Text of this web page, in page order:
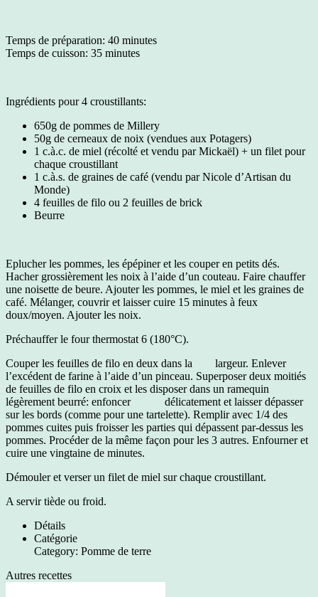
Temps de préparation: 40 minutes
Temps de cuisson: 35 minutes
Ingrédients pour 4 croustillants:
650g de pommes de Millery
50g de cerneaux de noix (vendues aux Potagers)
1 c.à.c. de miel (récolté et vendu par Mickaël) + un filet pour
chaque croustillant
1 c.à.s. de graines de café (vendu par Nicole d’Artisan du
Monde)
4 feuilles de filo ou 2 feuilles de brick
Beurre
Eplucher les pommes, les épépiner et les couper en petits dés.
Hacher grossièrement les noix à l’aide d’un couteau. Faire chauffer
une noisette de beure. Ajouter les pommes, le miel et les graines de
café. Mélanger, couvrir et laisser cuire 15 minutes à feux
doux/moyen. Ajouter les noix.
Préchauffer le four thermostat 6 (180°C).
Couper les feuilles de filo en deux dans la largeur. Enlever
l’excédent de farine à l’aide d’un pinceau. Superposer deux moitiés
de feuilles de filo en croix et les disposer dans un ramequin
légèrement beurré: enfoncer délicatement et laisser dépasser
sur les bords (comme pour une tartelette). Remplir avec 1/4 des
pommes cuites puis froisser les parties qui dépassent par-dessus les
pommes. Procéder de la même façon pour les 3 autres. Enfourner et
cuire une vingtaine de minutes.
Démouler et verser un filet de miel sur chaque croustillant.
A servir tiède ou froid.
Détails
Catégorie
Category: Pomme de terre
Autres recettes